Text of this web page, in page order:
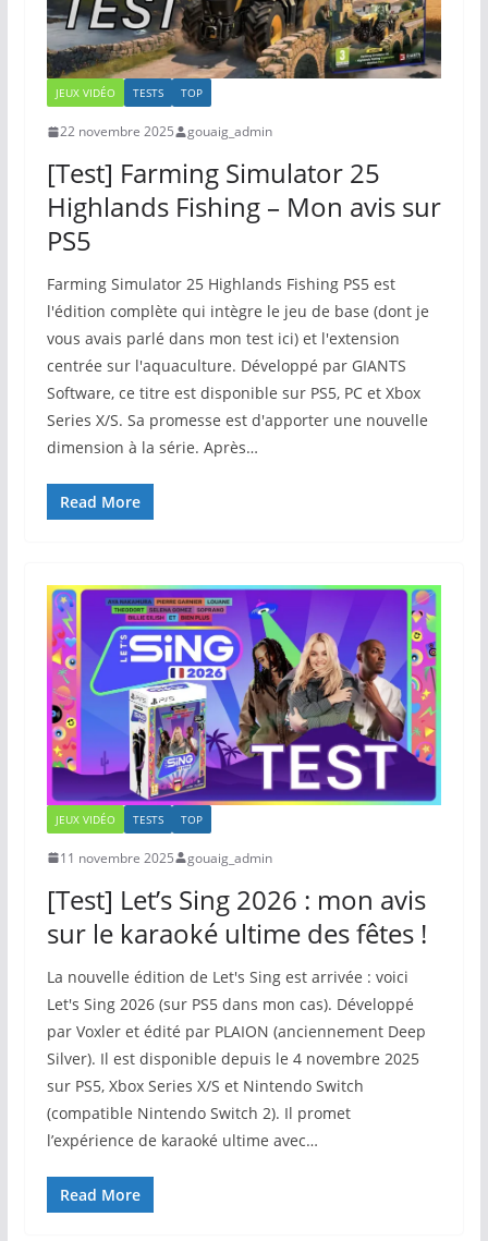
JEUX VIDÉO TESTS TOP
22 novembre 2025 gouaig_admin
[Test] Farming Simulator 25
Highlands Fishing – Mon avis sur
PS5
Farming Simulator 25 Highlands Fishing PS5 est
l'édition complète qui intègre le jeu de base (dont je
vous avais parlé dans mon test ici) et l'extension
centrée sur l'aquaculture. Développé par GIANTS
Software, ce titre est disponible sur PS5, PC et Xbox
Series X/S. Sa promesse est d'apporter une nouvelle
dimension à la série. Après…
Read More
JEUX VIDÉO TESTS TOP
11 novembre 2025 gouaig_admin
[Test] Let’s Sing 2026 : mon avis
sur le karaoké ultime des fêtes !
La nouvelle édition de Let's Sing est arrivée : voici
Let's Sing 2026 (sur PS5 dans mon cas). Développé
par Voxler et édité par PLAION (anciennement Deep
Silver). Il est disponible depuis le 4 novembre 2025
sur PS5, Xbox Series X/S et Nintendo Switch
(compatible Nintendo Switch 2). Il promet
l’expérience de karaoké ultime avec…
Read More